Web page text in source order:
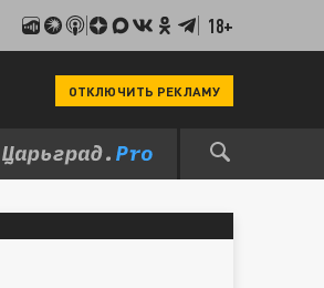
18+
ОТКЛЮЧИТЬ РЕКЛАМУ